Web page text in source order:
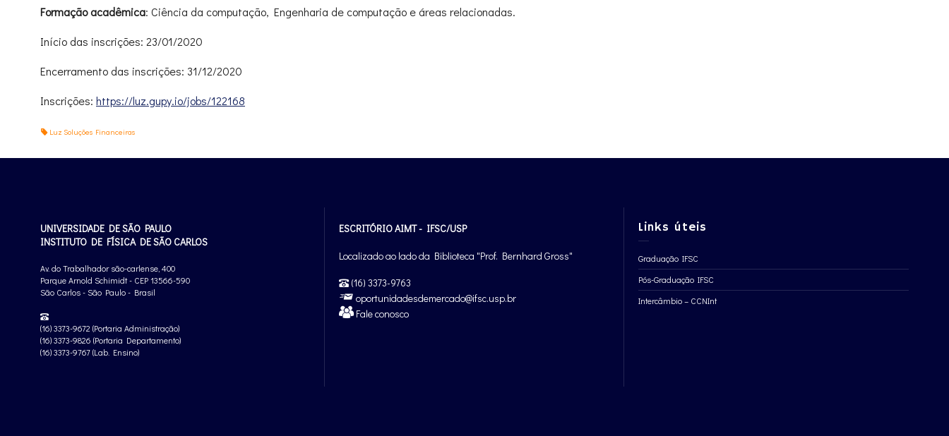
Formação acadêmica: Ciência da computação, Engenharia de computação e áreas relacionadas.
Início das inscrições: 23/01/2020
Encerramento das inscrições: 31/12/2020
Inscrições: https://luz.gupy.io/jobs/122168
Luz Soluções Financeiras
UNIVERSIDADE DE SÃO PAULO
INSTITUTO DE FÍSICA DE SÃO CARLOS
Av. do Trabalhador são-carlense, 400
Parque Arnold Schimidt - CEP 13566-590
São Carlos - São Paulo - Brasil
(16) 3373-9672 (Portaria Administração)
(16) 3373-9826 (Portaria Departamento)
(16) 3373-9767 (Lab. Ensino)
ESCRITÓRIO AIMT - IFSC/USP
Localizado ao lado da Biblioteca "Prof. Bernhard Gross"
(16) 3373-9763
oportunidadesdemercado@ifsc.usp.br
Fale conosco
Links úteis
Graduação IFSC
Pós-Graduação IFSC
Intercâmbio – CCNInt